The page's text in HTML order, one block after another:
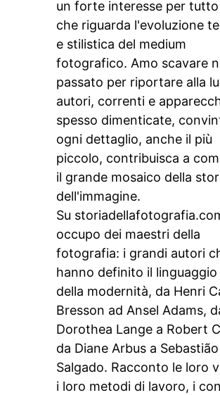
un forte interesse per
che riguarda l'evoluzione
e stilistica del medium
fotografico. Amo scavare
passato per riportare alla
autori, correnti e
spesso dimenticate,
ogni dettaglio, anche il più
piccolo, contribuisca a
il grande mosaico della
dell'immagine.
Su
occupo dei maestri della
fotografia: i grandi autori
hanno definito il linguaggio
della modernità, da Henri
Bresson ad Ansel Adams,
Dorothea Lange a Robert
da Diane Arbus a Sebastião
Salgado. Racconto le loro
i loro metodi di lavoro, i